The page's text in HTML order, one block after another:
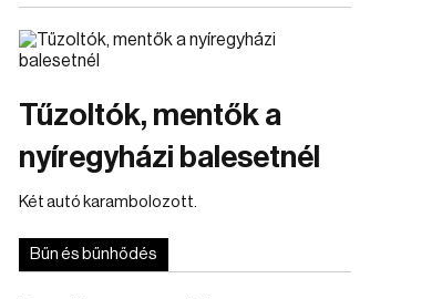
Tűzoltók, mentők a
nyíregyházi balesetnél
Két autó karambolozott.
Bűn és bűnhődés